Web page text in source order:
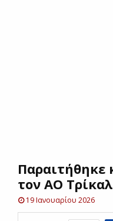
UΠαραιτήθηκε
τον ΑΟ
19 Ιανουαρίου 2026